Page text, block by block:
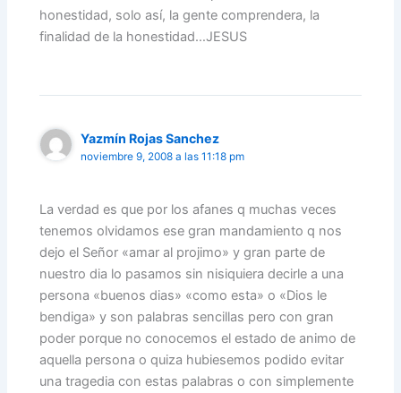
honestidad, solo así, la gente comprendera, la
finalidad de la honestidad…JESUS
Yazmín Rojas Sanchez
noviembre 9, 2008 a las 11:18 pm
La verdad es que por los afanes q muchas veces
tenemos olvidamos ese gran mandamiento q nos
dejo el Señor «amar al projimo» y gran parte de
nuestro dia lo pasamos sin nisiquiera decirle a una
persona «buenos dias» «como esta» o «Dios le
bendiga» y son palabras sencillas pero con gran
poder porque no conocemos el estado de animo de
aquella persona o quiza hubiesemos podido evitar
una tragedia con estas palabras o con simplemente